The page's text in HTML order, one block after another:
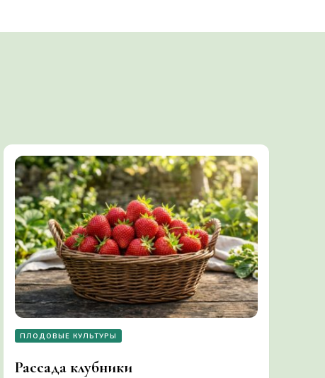
ПЛОДОВЫЕ КУЛЬТУРЫ
Рассада клубники